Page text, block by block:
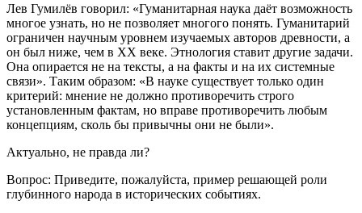
Лев Гумилёв говорил: «Гуманитарная наука даёт возможность
многое узнать, но не позволяет многого понять. Гуманитарий
ограничен научным уровнем изучаемых авторов древности, а
он был ниже, чем в ХХ веке. Этнология ставит другие задачи.
Она опирается не на тексты, а на факты и на их системные
связи». Таким образом: «В науке существует только один
критерий: мнение не должно противоречить строго
установленным фактам, но вправе противоречить любым
концепциям, сколь бы привычны они не были».
Актуально, не правда ли?
Вопрос: Приведите, пожалуйста, пример решающей роли
глубинного народа в исторических событиях.